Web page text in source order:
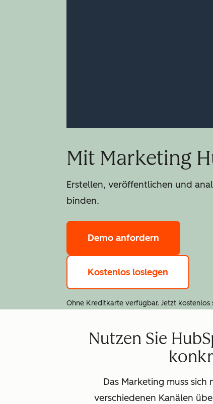
Mit Marketing
Erstellen, veröffentlichen und
binden.
Demo anfordern
Kostenlos loslegen
Ohne Kreditkarte verfügbar. Jetzt kostenlos
Nutzen Sie
Das Marketing muss
verschiedenen Kanälen